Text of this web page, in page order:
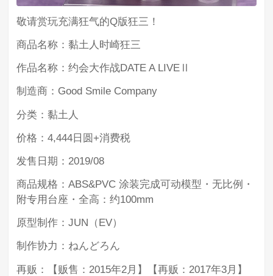
敬请赏玩充满狂气的Q版狂三！
商品名称：黏土人时崎狂三
作品名称：约会大作战DATE A LIVEⅡ
制造商：Good Smile Company
分类：黏土人
价格：4,444日圆+消费税
发售日期：2019/08
商品规格：ABS&PVC 涂装完成可动模型・无比例・
附专用台座・全高：约100mm
原型制作：JUN（EV）
制作协力：ねんどろん
再贩：【贩售：2015年2月】【再贩：2017年3月】